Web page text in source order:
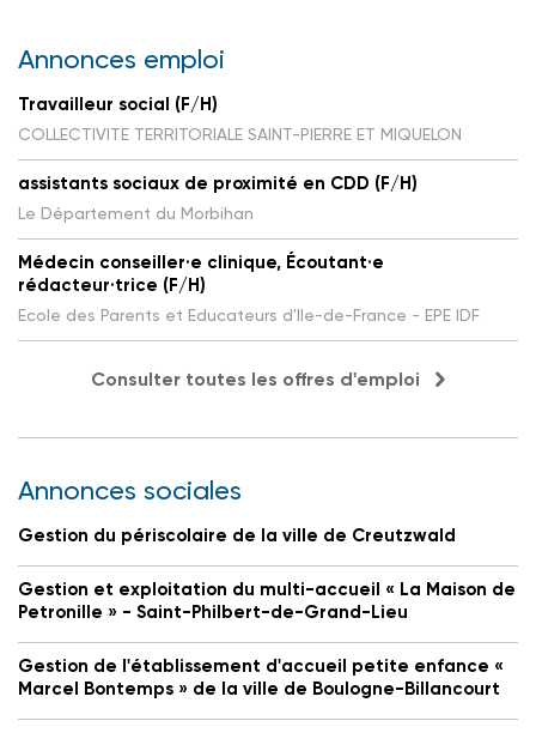
Annonces emploi
Travailleur social (F/H)
COLLECTIVITE TERRITORIALE SAINT-PIERRE ET MIQUELON
assistants sociaux de proximité en CDD (F/H)
Le Département du Morbihan
Médecin conseiller·e clinique, Écoutant·e
rédacteur·trice (F/H)
Ecole des Parents et Educateurs d'Ile-de-France - EPE IDF
Consulter toutes les offres d'emploi
Annonces sociales
Gestion du périscolaire de la ville de Creutzwald
Gestion et exploitation du multi-accueil « La Maison de
Petronille » - Saint-Philbert-de-Grand-Lieu
Gestion de l'établissement d'accueil petite enfance «
Marcel Bontemps » de la ville de Boulogne-Billancourt